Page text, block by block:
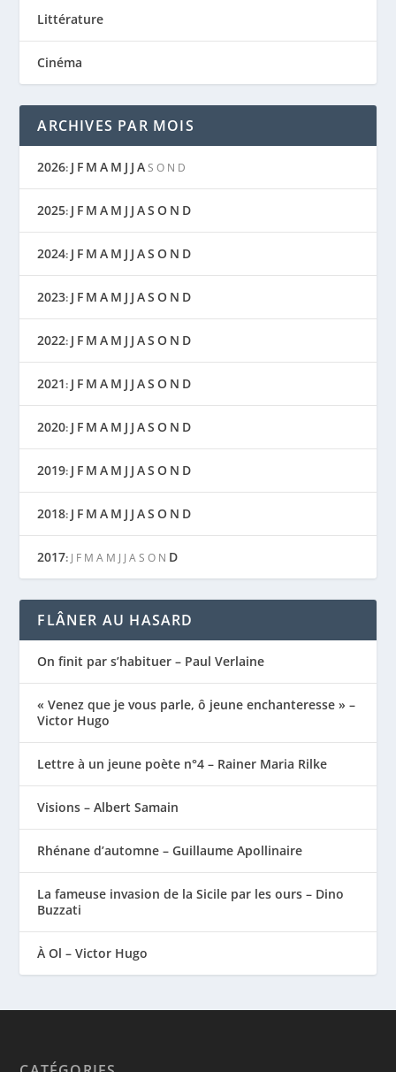
Littérature
Cinéma
ARCHIVES PAR MOIS
2026: J F M A M J J A S O N D
2025: J F M A M J J AS O N D
2024: J F M A M J J AS O N D
2023: J F M A M J J AS O N D
2022: J F M A M J J AS O N D
2021: J F M A M J J AS O N D
2020: J F M A M J J AS O N D
2019: J F M A M J J AS O N D
2018: J F M A M J J AS O N D
2017: J F M A M J J A S O N D
FLÂNER AU HASARD
On finit par s’habituer – Paul Verlaine
« Venez que je vous parle, ô jeune enchanteresse » –
Victor Hugo
Lettre à un jeune poète n°4 – Rainer Maria Rilke
Visions – Albert Samain
Rhénane d’automne – Guillaume Apollinaire
La fameuse invasion de la Sicile par les ours – Dino
Buzzati
À Ol – Victor Hugo